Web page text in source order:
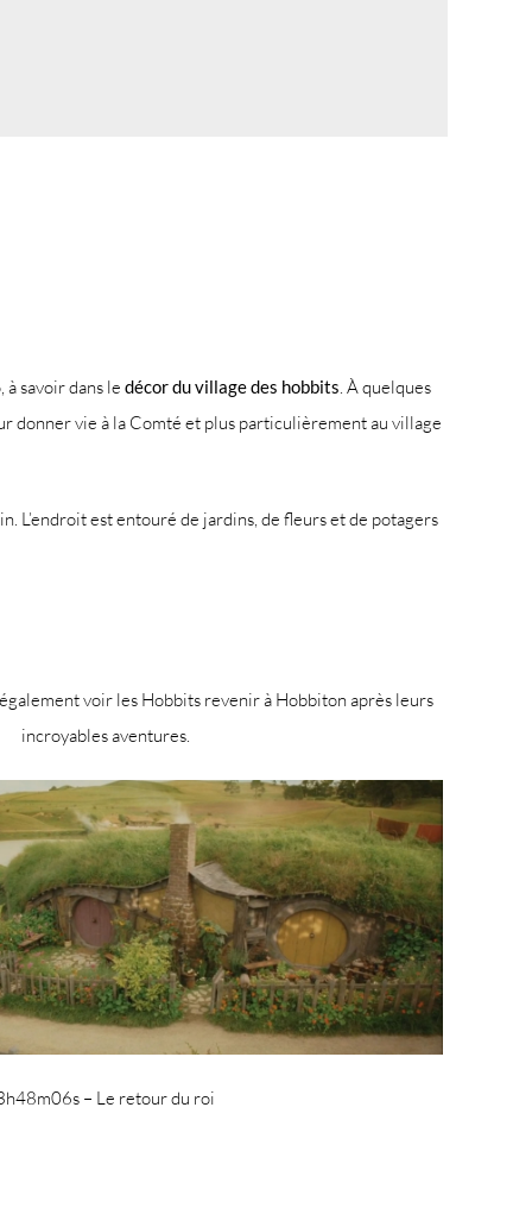
savoir dans le décor du village des hobbits. À quelques
donner vie à la Comté et plus particulièrement au village
L’endroit est entouré de jardins, de fleurs et de potagers
voir les Hobbits revenir à Hobbiton après leurs
incroyables aventures.
– Le retour du roi